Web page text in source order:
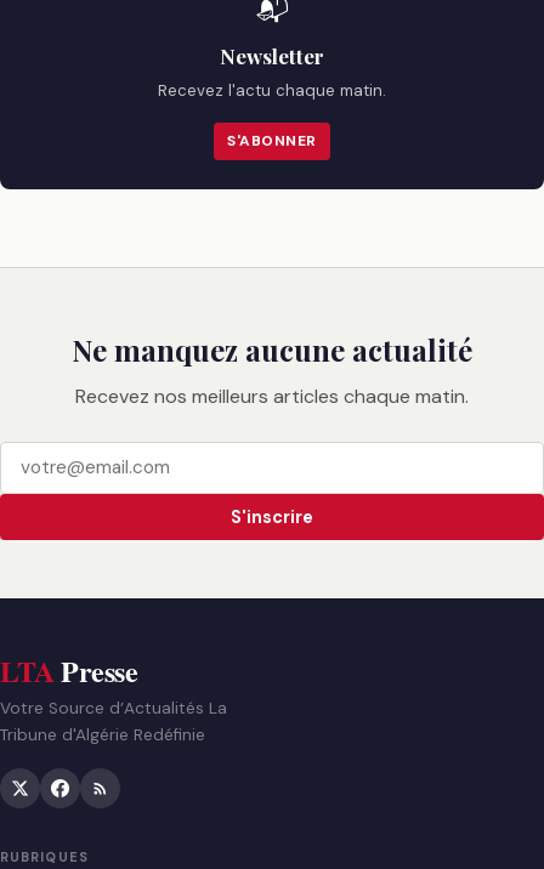
📬
Newsletter
Recevez l'actu chaque matin.
S'ABONNER
Ne manquez aucune actualité
Recevez nos meilleurs articles chaque matin.
S'inscrire
LTAPresse
Votre Source d’Actualités La
Tribune d'Algérie Redéfinie
RUBRIQUES